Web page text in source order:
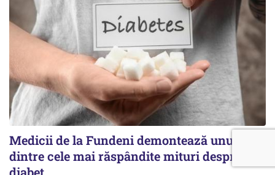
Medicii de la Fundeni demontează unul
dintre cele mai răspândite mituri despre